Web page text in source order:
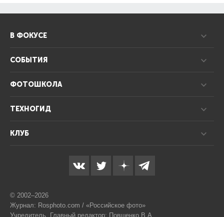
В ФОКУСЕ
СОБЫТИЯ
ФОТОШКОЛА
ТЕХНОГИД
КЛУБ
© 2002–2026
Журнал: Rosphoto.com / «Российское фото»
Учредитель, Главный редактор: Повшенко В.А.